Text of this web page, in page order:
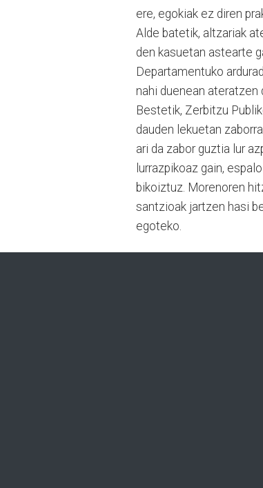
ere, egokiak ez diren
Alde batetik, altzariak
den kasuetan astearte
Departamentuko
nahi duenean ateratzen
Bestetik, Zerbitzu
dauden lekuetan
ari da zabor guztia lur
lurrazpikoaz gain,
bikoiztuz. Morenoren
santzioak jartzen hasi
egoteko.